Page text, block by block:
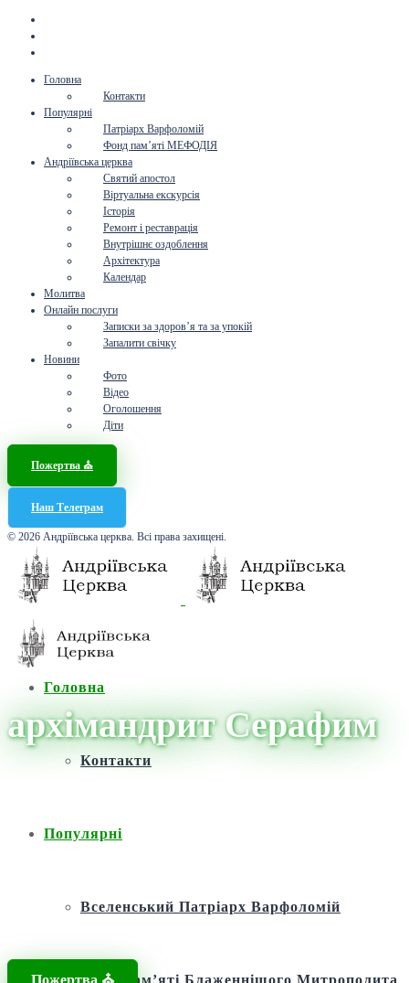
Головна
Контакти
Популярні
Патріарх Варфоломій
Фонд пам’яті МЕФОДІЯ
Андріївська церква
Святий апостол
Віртуальна екскурсія
Історія
Ремонт і реставрація
Внутрішнє оздоблення
Архітектура
Календар
Молитва
Онлайн послуги
Записки за здоров’я та за упокій
Запалити свічку
Новини
Фото
Відео
Оголошення
Діти
Пожертва ⛪️
Наш Телеграм
© 2026 Андріївська церква. Всі права захищені.
Головна
Контакти
Популярні
Вселенський Патріарх Варфоломій
Фонд пам’яті Блаженнішого Митрополита
Пожертва ⛪️
архімандрит Серафим